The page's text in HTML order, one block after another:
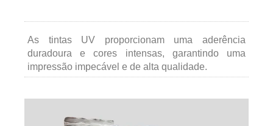
As tintas UV proporcionam uma aderência
duradoura e cores intensas, garantindo uma
impressão impecável e de alta qualidade.